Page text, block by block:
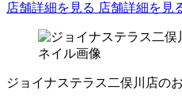
店舗詳細を見る 店舗詳細を見
ジョイナステラス二俣川店の